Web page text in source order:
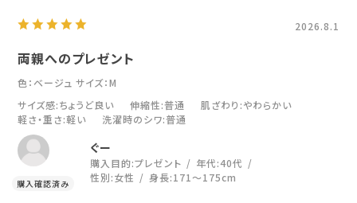
2026.8.1
両親へのプレゼント
色：ベージュ サイズ：M
サイズ感:ちょうど良い 伸縮性:普通 肌ざわり :やわらかい
軽さ・重さ:軽い 洗濯時のシワ:普通
ぐー
購入目的:プレゼント 年代:40代
性別:女性 身長:171～175cm